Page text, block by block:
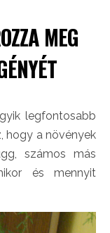
MEG
legfontosabb
hogy a növények
számos más
és mennyit